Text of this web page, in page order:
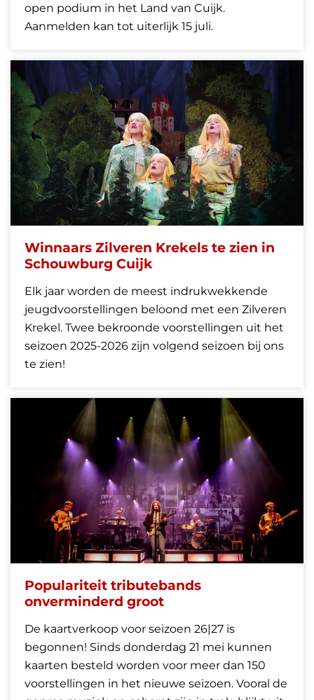
open podium in het Land van Cuijk.
Aanmelden kan tot uiterlijk 15 juli.
Winnaars Zilveren Krekels te zien in
Schouwburg Cuijk
Elk jaar worden de meest indrukwekkende
jeugdvoorstellingen beloond met een Zilveren
Krekel. Twee bekroonde voorstellingen uit het
seizoen 2025-2026 zijn volgend seizoen bij ons
te zien!
Populariteit tributebands
onverminderd groot
De kaartverkoop voor seizoen 26|27 is
begonnen! Sinds donderdag 21 mei kunnen
kaarten besteld worden voor meer dan 150
voorstellingen in het nieuwe seizoen. Vooral de